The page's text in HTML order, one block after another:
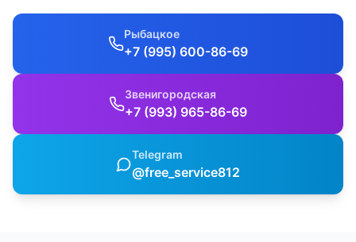
Рыбацкое
+7 (995) 600-86-69
Звенигородская
+7 (993) 965-86-69
Telegram
@free_service812